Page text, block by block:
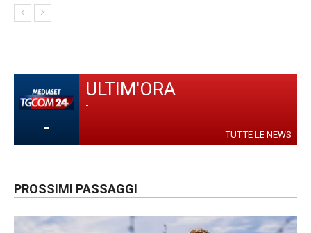
-
ULTIM'ORA
-
TUTTE LE NEWS
PROSSIMI PASSAGGI